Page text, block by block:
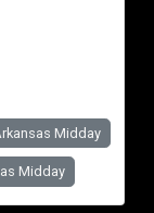
Midday
Midday